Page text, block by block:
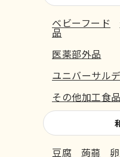
ベビーフード
品
医薬部外品
ユニバーサル
その他加工食品
豆腐 蒟蒻